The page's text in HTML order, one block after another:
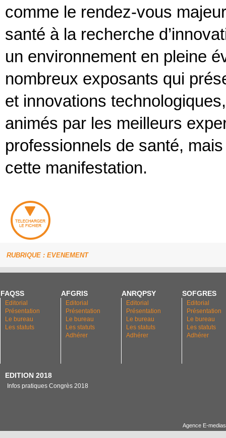
comme le rendez-vous
santé à la recherche
un environnement en pleine
nombreux exposants qui
et innovations
animés par les meilleurs
professionnels de santé,
cette manifestation.
RUBRIQUE : EVENEMENT
FAQSS AFGRIS ANRQPSY SOFGRES
Editorial
Présentation
Le bureau
Les statuts
Editorial
Présentation
Le bureau
Les statuts
Adhérer
Editorial
Présentation
Le bureau
Les statuts
Adhérer
Editorial
Présentation
Le bureau
Les statuts
Adhérer
EDITION 2018
Infos pratiques Congrès 2018
Agence E-